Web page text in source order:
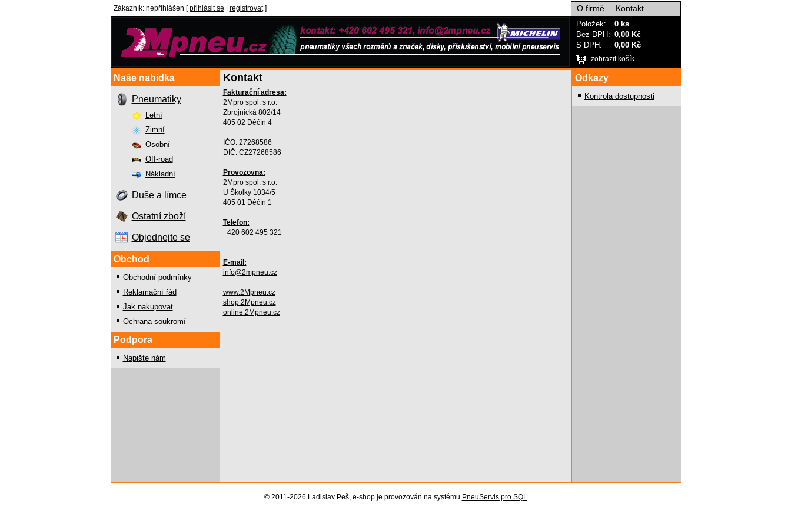
Zákazník: nepřihlášen [přihlásit se registrovat] O firmě Kontakt
zobrazit košík
Položek:
0 ks
Bez DPH: 0,00 Kč
S DPH:
0,00 Kč
Naše nabídka
Pneumatiky
Letní
Zimní
Osobní
Off-road
Nákladní
Duše a límce
Ostatní zboží
Objednejte se
Obchod
Obchodní podmínky
Reklamační řád
Jak nakupovat
Ochrana soukromí
Podpora
Napište nám
Kontakt
Fakturační adresa:
2Mpro spol. s r.o.
Zbrojnická 802/14
405 02 Děčín 4
IČO: 27268586
DIČ: CZ27268586
Provozovna:
2Mpro spol. s r.o.
U Školky 1034/5
405 01 Děčín 1
Telefon:
+420 602 495 321
E-mail:
info@2mpneu.cz
www.2Mpneu.cz
shop.2Mpneu.cz
online.2Mpneu.cz
Odkazy
Kontrola dostupnosti
© 2011-2026 Ladislav Peš, e-shop je provozován na systému PneuServis pro SQL